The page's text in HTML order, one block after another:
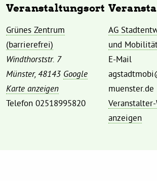
Veranstaltungsort
Grünes Zentrum
(barrierefrei)
Windthorststr. 7
Münster, 48143 Google
Karte anzeigen
Telefon 02518995820
AG
und
E-Mail
muenster.de
anzeigen